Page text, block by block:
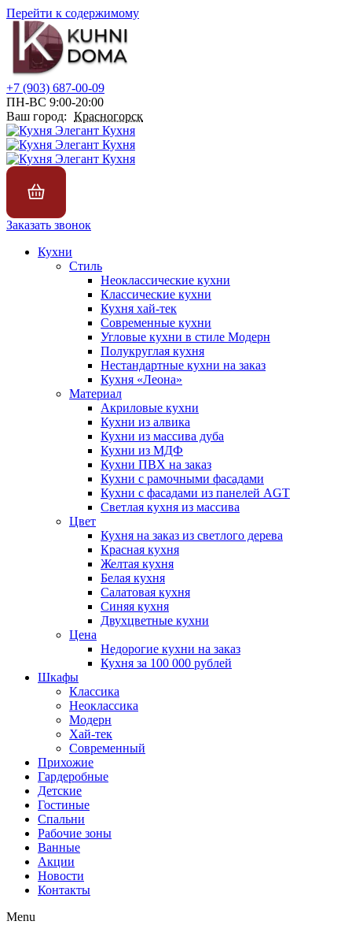
Перейти к содержимому
+7 (903) 687-00-09
ПН-ВС 9:00-20:00
Ваш город: Красногорск
Заказать звонок
Кухни
Стиль
Неоклассические кухни
Классические кухни
Кухня хай-тек
Современные кухни
Угловые кухни в стиле Модерн
Полукруглая кухня
Нестандартные кухни на заказ
Кухня «Леона»
Материал
Акриловые кухни
Кухни из алвика
Кухни из массива дуба
Кухни из МДФ
Кухни ПВХ на заказ
Кухни с рамочными фасадами
Кухни с фасадами из панелей AGT
Светлая кухня из массива
Цвет
Кухня на заказ из светлого дерева
Красная кухня
Желтая кухня
Белая кухня
Салатовая кухня
Синяя кухня
Двухцветные кухни
Цена
Недорогие кухни на заказ
Кухня за 100 000 рублей
Шкафы
Классика
Неоклассика
Модерн
Хай-тек
Современный
Прихожие
Гардеробные
Детские
Гостиные
Спальни
Рабочие зоны
Ванные
Акции
Новости
Контакты
Menu